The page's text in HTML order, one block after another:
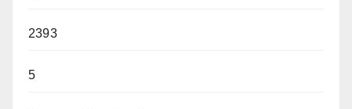
2393
5